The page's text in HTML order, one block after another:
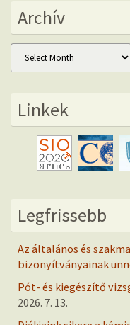
Archív
Archív
Linkek
Legfrissebb
Az általános és
bizonyítványainak
Pót- és kiegészítő
2026. 7. 13.